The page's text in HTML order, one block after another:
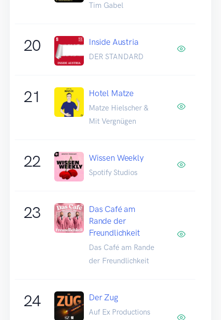
Tim Gabel
20 Inside Austria
DER STANDARD
21 Hotel Matze
Matze Hielscher &
Mit Vergnügen
22 Wissen Weekly
Spotify Studios
23
Das Café am
Rande der
Freundlichkeit
Das Café am Rande
der Freundlichkeit
24 Der Zug
Auf Ex Productions